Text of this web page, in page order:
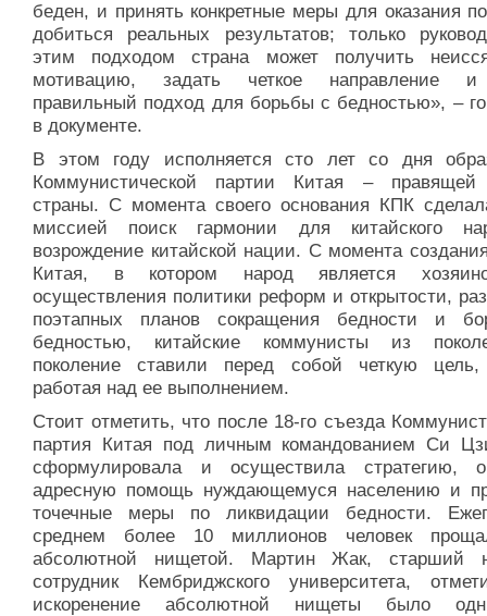
беден, и принять конкретные меры для оказания
добиться реальных результатов; только
этим подходом страна может получить
мотивацию, задать четкое направление
правильный подход для борьбы с бедностью», –
в документе.
В этом году исполняется сто лет со дня
Коммунистической партии Китая – правящей
страны. С момента своего основания КПК
миссией поиск гармонии для китайского
возрождение китайской нации. С момента
Китая, в котором народ является
осуществления политики реформ и открытости,
поэтапных планов сокращения бедности и
бедностью, китайские коммунисты из
поколение ставили перед собой четкую цель,
работая над ее выполнением.
Стоит отметить, что после 18-го съезда
партия Китая под личным командованием Си
сформулировала и осуществила стратегию,
адресную помощь нуждающемуся населению и
точечные меры по ликвидации бедности.
среднем более 10 миллионов человек
абсолютной нищетой. Мартин Жак, старший
сотрудник Кембриджского университета,
искоренение абсолютной нищеты было